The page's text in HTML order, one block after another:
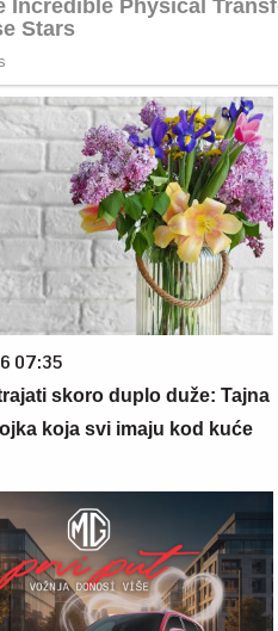
07:35
skoro duplo duže: Tajna
koja svi imaju kod kuće